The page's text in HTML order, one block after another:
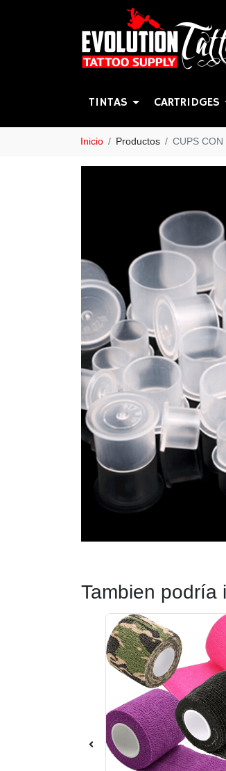
TINTAS CARTRIDGES
Inicio Productos CUPS CON
Tambien podría